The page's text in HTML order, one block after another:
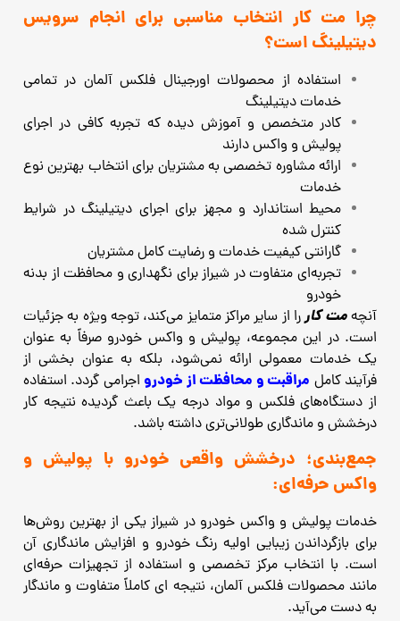
چرا مت‌ کار انتخاب مناسبی برای انجام سرویس
دیتیلینگ است؟
استفاده از محصولات اورجینال فلکس آلمان در تمامی
خدمات دیتیلینگ
کادر متخصص و آموزش‌ دیده که تجربه کافی در اجرای
پولیش و واکس دارند
ارائه مشاوره تخصصی به مشتریان برای انتخاب بهترین نوع
خدمات
محیط استاندارد و مجهز برای اجرای دیتیلینگ در شرایط
کنترل‌ شده
گارانتی کیفیت خدمات و رضایت کامل مشتریان
تجربه‌ای متفاوت در شیراز برای نگهداری و محافظت از بدنه
خودرو
آنچهمت‌ کاررا از سایر مراکز متمایز می‌کند، توجه ویژه به جزئیات
است. در این مجموعه، پولیش و واکس خودرو صرفاً به ‌عنوان
یک خدمات معمولی ارائه نمی‌شود، بلکه به‌ عنوان بخشی از
فرآیند کامل مراقبت و محافظت از خودرواجرامی گردد. استفاده
از دستگاه‌های فلکس و مواد درجه ‌یک باعث گردیده نتیجه کار
درخشش و ماندگاری طولانی‌تری داشته باشد.
جمع‌بندی؛ درخشش واقعی خودرو با پولیش و
واکس حرفه‌ای:
خدمات پولیش و واکس خودرو در شیراز یکی از بهترین روش‌ها
برای بازگرداندن زیبایی اولیه رنگ خودرو و افزایش ماندگاری آن
است. با انتخاب مرکز تخصصی و استفاده از تجهیزات حرفه‌ای
مانند محصولات فلکس آلمان، نتیجه‌ ای کاملاً متفاوت و ماندگار
به دست می‌آید.